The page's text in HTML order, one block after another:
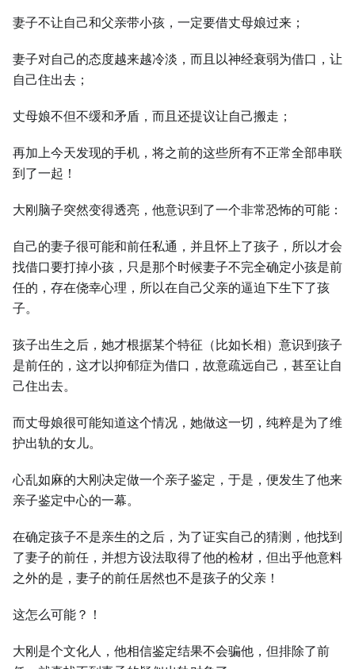
妻子不让自己和父亲带小孩，⼀定要借丈母娘过来；
妻子对自己的态度越来越冷淡，而且以神经衰弱为借口，让
自己住出去；
丈母娘不但不缓和矛盾，而且还提议让自己搬走；
再加上今天发现的手机，将之前的这些所有不正常全部串联
到了⼀起！
⼤刚脑子突然变得透亮，他意识到了⼀个非常恐怖的可能：
自己的妻子很可能和前任私通，并且怀上了孩子，所以才会
找借口要打掉小孩，只是那个时候妻子不完全确定小孩是前
任的，存在侥幸心理，所以在自己父亲的逼迫下⽣下了孩
子。
孩子出⽣之后，她才根据某个特征（比如长相）意识到孩子
是前任的，这才以抑郁症为借口，故意疏远自己，甚至让自
己住出去。
而丈母娘很可能知道这个情况，她做这⼀切，纯粹是为了维
护出轨的女儿。
心乱如麻的⼤刚决定做⼀个亲子鉴定，于是，便发⽣了他来
亲子鉴定中心的⼀幕。
在确定孩子不是亲⽣的之后，为了证实自己的猜测，他找到
了妻子的前任，并想方设法取得了他的检材，但出乎他意料
之外的是，妻子的前任居然也不是孩子的父亲！
这怎么可能？！
⼤刚是个文化⼈，他相信鉴定结果不会骗他，但排除了前